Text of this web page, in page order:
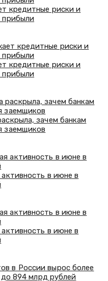
кредитные риски и
прибыли
кредитные риски и
прибыли
зачем банкам
заемщиков
в июне в
в июне в